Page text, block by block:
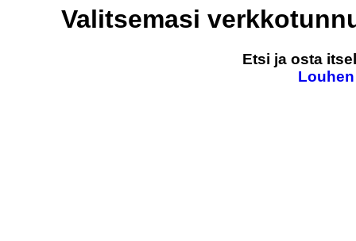
Valitsemasi
Etsi ja osta